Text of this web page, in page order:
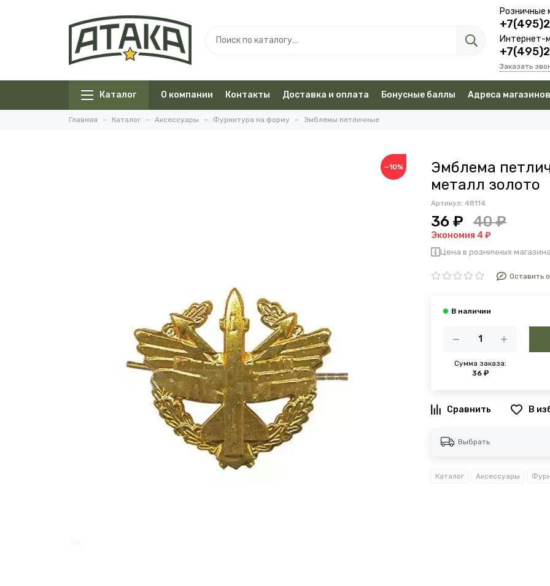
Розничные
Интернет-
Заказать
Каталог О компании Контакты Доставка и оплата Бонусные баллы Адреса магазинов
Главная Каталог Аксессуары Фурнитура на форму Эмблемы петличные
−10%
Эмблема
металл золото
Артикул: 48114
36 ₽ 40 ₽
Экономия 4 ₽
Цена в розничных
Оставить
Сумма заказа:
36 ₽
В
Выбрать
Каталог Аксессуары